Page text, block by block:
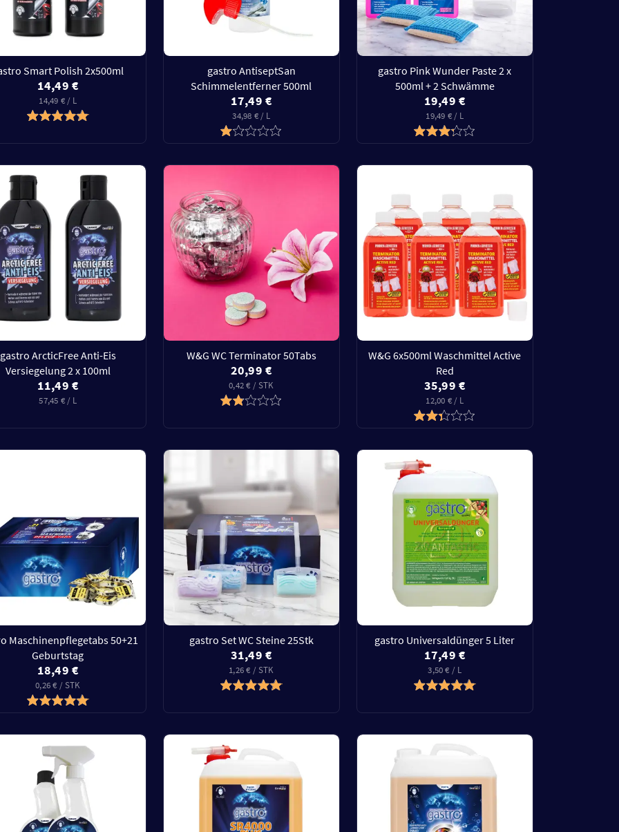
Smart Polish 2x500ml
14,49 €
14,49 € / L
gastro AntiseptSan
Schimmelentferner 500ml
17,49 €
34,98 € / L
gastro Pink Wunder Paste 2 x
500ml + 2 Schwämme
19,49 €
19,49 € / L
gastro ArcticFree Anti-Eis
Versiegelung 2 x 100ml
11,49 €
57,45 € / L
W&G WC Terminator 50Tabs
20,99 €
0,42 € / STK
W&G 6x500ml Waschmittel Active
Red
35,99 €
12,00 € / L
Maschinenpflegetabs 50+21
Geburtstag
18,49 €
0,26 € / STK
gastro Set WC Steine 25Stk
31,49 €
1,26 € / STK
gastro Universaldünger 5 Liter
17,49 €
3,50 € / L